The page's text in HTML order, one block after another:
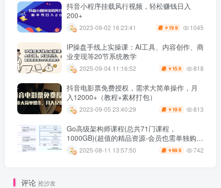
抖音小程序挂载风行视频，轻松赚钱日入
200+
2023-09-02 16:23:41 ￥ 19.9 1045
IP操盘手线上实操课：AI工具、内容创作、商
业变现等20节系统教学
2025-09-04 11:16:52 ￥ 15.9 818
抖音电影票免费授权，需求大简单操作，月
入12000+（教程+素材打包）
2023-09-05 23:40:29 ￥ 19.9 813
Go高级架构师课程(总共71门课程，
1000GB)(超值的精品资源-会员也需单独购买
哦)
2025-08-11 13:57:50 ￥69.9 742
评论 抢沙发